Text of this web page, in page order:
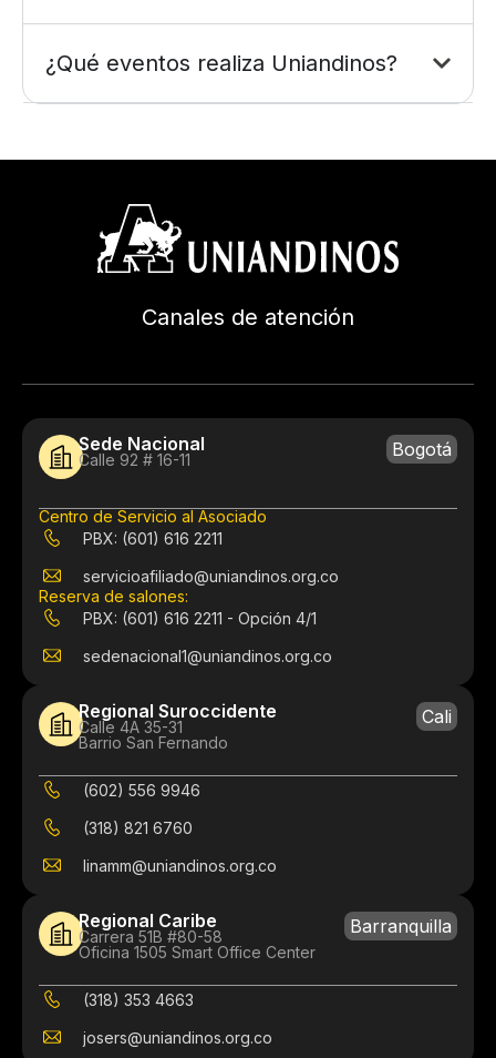
¿Qué eventos realiza Uniandinos?
Canales de atención
Sede Nacional
Calle 92 # 16-11 Bogotá
Centro de Servicio al Asociado
PBX: (601) 616 2211
servicioafiliado@uniandinos.org.co
Reserva de salones:
PBX: (601) 616 2211 - Opción 4/1
sedenacional1@uniandinos.org.co
Regional Suroccidente
Calle 4A 35-31
Barrio San Fernando
Cali
(602) 556 9946
(318) 821 6760
linamm@uniandinos.org.co
Regional Caribe
Carrera 51B #80-58
Oficina 1505 Smart Office Center
Barranquilla
(318) 353 4663
josers@uniandinos.org.co